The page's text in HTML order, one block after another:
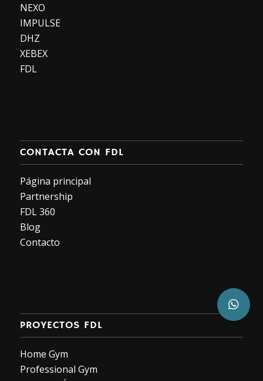
NEXO
IMPULSE
DHZ
XEBEX
FDL
CONTACTA CON FDL
Página principal
Partnership
FDL 360
Blog
Contacto
PROYECTOS FDL
Home Gym
Professional Gym